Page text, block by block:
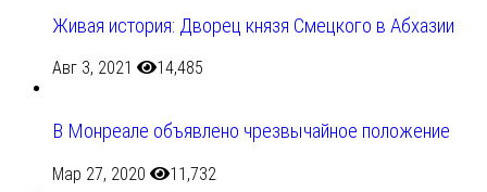
Живая история: Дворец князя Смецкого в Абхазии
Авг 3, 2021 14,485
В Монреале объявлено чрезвычайное положение
Мар 27, 2020 11,732